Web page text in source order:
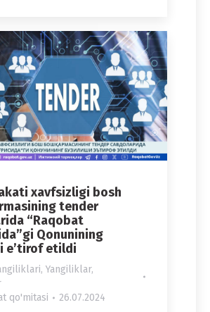
xavfsizligi bosh
tender
“Raqobat
Qonunining
e’tirof etildi
, Yangiliklar,
qo'mitasi 26.07.2024